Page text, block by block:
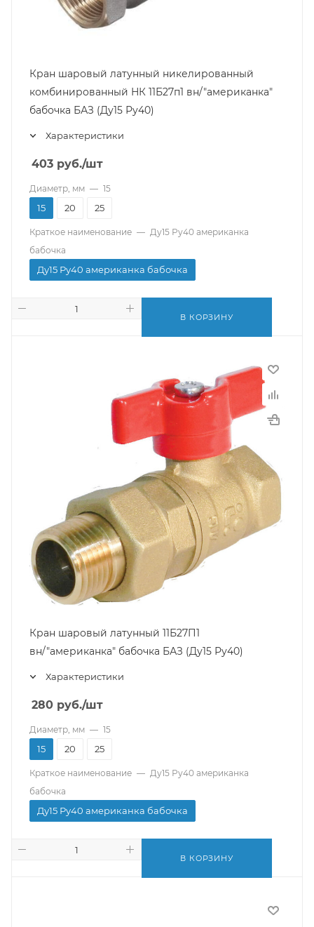
Кран шаровый латунный никелированный
комбинированный НК 11Б27п1 вн/"американка"
бабочка БАЗ (Ду15 Ру40)
Характеристики
403 руб./шт
Диаметр, мм — 15
15 20 25
Краткое наименование — Ду15 Ру40 американка
бабочка
Ду15 Ру40 американка бабочка
В КОРЗИНУ
Кран шаровый латунный 11Б27П1
вн/"американка" бабочка БАЗ (Ду15 Ру40)
Характеристики
280 руб./шт
Диаметр, мм — 15
15 20 25
Краткое наименование — Ду15 Ру40 американка
бабочка
Ду15 Ру40 американка бабочка
В КОРЗИНУ